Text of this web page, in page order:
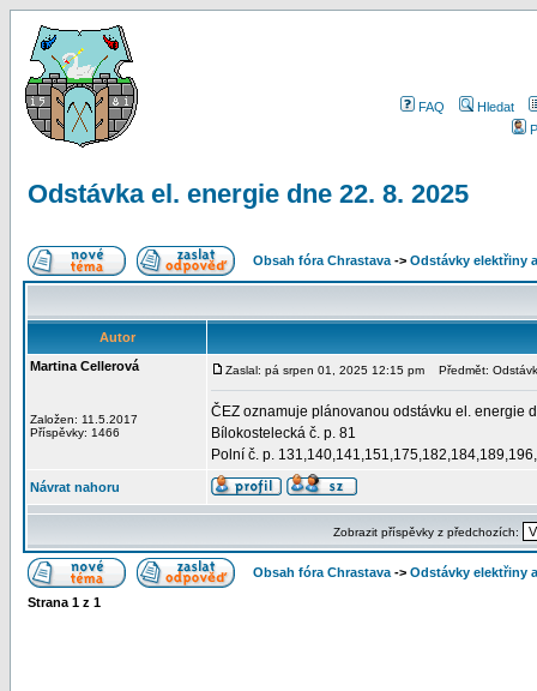
FAQ
Hledat
Odstávka el. energie dne 22. 8. 2025
Obsah fóra Chrastava -> Odstávky elektřiny
Autor
Martina Cellerová
Založen: 11.5.2017
Příspěvky: 1466
Zaslal: pá srpen 01, 2025 12:15 pm Předmět:
ČEZ oznamuje plánovanou odstávku el. energie
Bílokostelecká č. p. 81
Polní č. p.
Návrat nahoru
Zobrazit příspěvky z předchozích:
Obsah fóra Chrastava -> Odstávky elektřiny
Strana 1 z 1